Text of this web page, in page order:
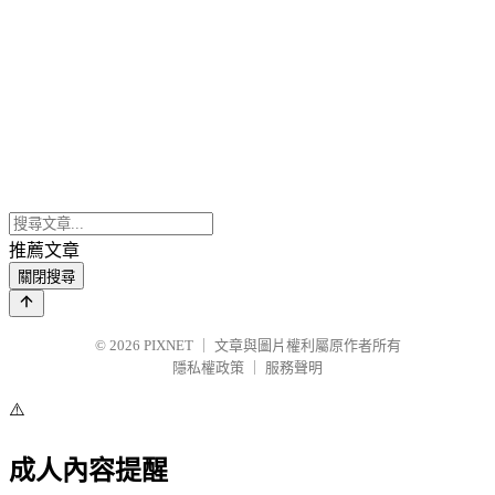
推薦文章
關閉搜尋
© 2026 PIXNET
文章與圖片權利屬原作者所有
隱私權政策
服務聲明
⚠️
成人內容提醒